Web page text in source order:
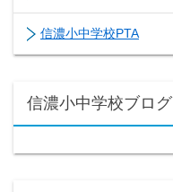
信濃小中学校PTA
信濃小中学校ブログ